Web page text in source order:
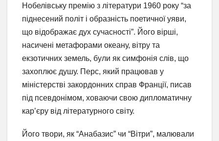
Нобелівську премію з літератури 1960 року “за
піднесений політ і образність поетичної уяви,
що відображає дух сучасності”. Його вірші,
насичені метафорами океану, вітру та
екзотичних земель, були як симфонія слів, що
захоплює душу. Перс, який працював у
міністерстві закордонних справ Франції, писав
під псевдонімом, ховаючи свою дипломатичну
кар’єру від літературного світу.
Його твори, як “Анабазис” чи “Вітри”, малювали